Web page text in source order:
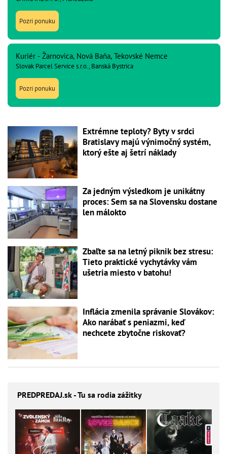
Pozri ponuku
Kuriér - Žarnovica, Nová Baňa, Tekovské Nemce
Slovak Parcel Service s.r.o., Banská Bystrica
Pozri ponuku
Extrémne teploty? Byty v srdci
Bratislavy majú výnimočný systém,
ktorý ešte aj šetrí náklady
Za jedným výsledkom je unikátny
proces: Sem sa na Slovensku dostane
len málokto
Zbaľte sa na letný piknik bez stresu:
Tieto praktické vychytávky vám
ušetria miesto v batohu!
Inflácia zmenila správanie Slovákov:
Ako narábať s peniazmi, keď
nechcete zbytočne riskovať?
PREDPREDAJ.sk - Tu sa rodia zážitky